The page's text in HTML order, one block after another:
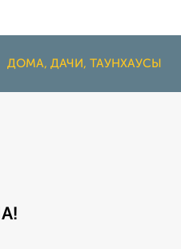
ДОМА, ДАЧИ, ТАУНХАУСЫ